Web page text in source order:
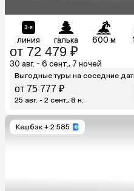
линия галька 600 м
от 72 479 ₽
30 авг. - 6 сент., 7 ночей
Выгодные туры на соседние
от 75 777 ₽
25 авг. - 2 сент., 8 н.
Кешбэк + 2 585